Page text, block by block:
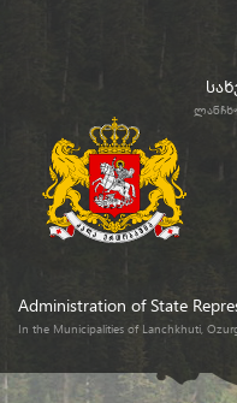
Administration of State
In the Municipalities of Lanchkhuti,